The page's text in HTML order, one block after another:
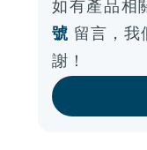
如有產品相
號 留言，我
謝！